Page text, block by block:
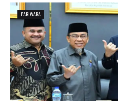
PARIWARA